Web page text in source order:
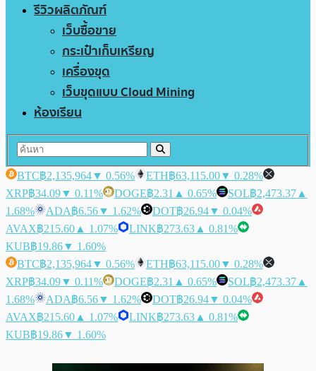
รีวิวผลิตภัณฑ์
เว็บซื้อขาย
กระเป๋าเก็บเหรียญ
เครื่องขุด
เว็บขุดแบบ Cloud Mining
ห้องเรียน
BTC฿2,135,964▼ 0.56% ETH฿63,115.00▼ 0.28%
XRP฿34.09▼ 0.11% DOGE฿2.31 ▲ 0.65% SOL฿2,473.37 ▲
1.68%
ADA฿6.56▼ 1.62% DOT฿26.94▼ 0.04%
AVAX฿215.60 ▲ 1.07% LINK฿273.63 ▲ 0.81%
KUB฿19.86▼ 1.60%
BTC฿2,135,964▼ 0.56% ETH฿63,115.00▼ 0.28%
XRP฿34.09▼ 0.11% DOGE฿2.31 ▲ 0.65% SOL฿2,473.37 ▲
1.68%
ADA฿6.56▼ 1.62% DOT฿26.94▼ 0.04%
AVAX฿215.60 ▲ 1.07% LINK฿273.63 ▲ 0.81%
KUB฿19.86▼ 1.60%